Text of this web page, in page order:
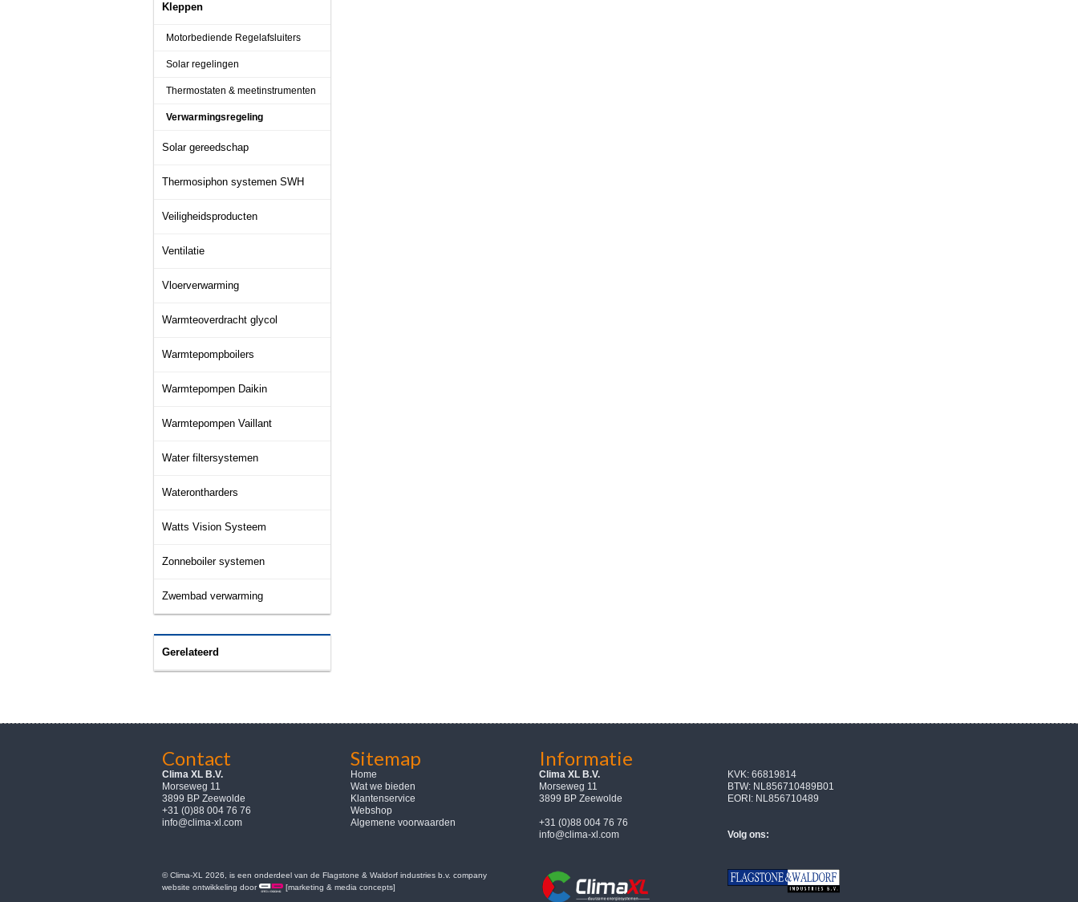
Kleppen
Motorbediende Regelafsluiters
Solar regelingen
Thermostaten & meetinstrumenten
Verwarmingsregeling
Solar gereedschap
Thermosiphon systemen SWH
Veiligheidsproducten
Ventilatie
Vloerverwarming
Warmteoverdracht glycol
Warmtepompboilers
Warmtepompen Daikin
Warmtepompen Vaillant
Water filtersystemen
Waterontharders
Watts Vision Systeem
Zonneboiler systemen
Zwembad verwarming
Gerelateerd
Contact
Clima XL B.V.
Morseweg 11
3899 BP Zeewolde
+31 (0)88 004 76 76
info@clima-xl.com
Sitemap
Home
Wat we bieden
Klantenservice
Webshop
Algemene voorwaarden
Informatie
Clima XL B.V.
Morseweg 11
3899 BP Zeewolde
+31 (0)88 004 76 76
info@clima-xl.com
KVK: 66819814
BTW: NL856710489B01
EORI: NL856710489
Volg ons:
© Clima-XL 2026, is een onderdeel van de Flagstone & Waldorf industries b.v. company
website ontwikkeling door
[marketing & media concepts]